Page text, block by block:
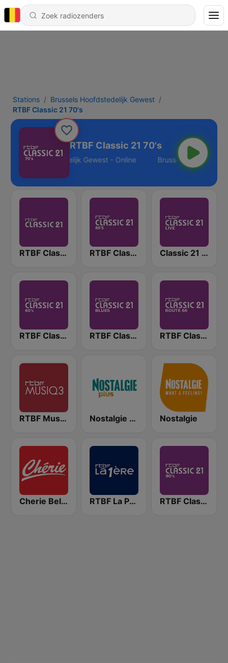
Stations
Brussels Hoofdstedelijk Gewest
RTBF Classic 21 70's
RTBF Classic 21 70's
Brussels Hoofdstedelijk Gewest - Online
RTBF Classic 21 RTBF Classic 21 80's Classic 21 Live (RTBF)
RTBF Classic 21 60's RTBF Classic 21 Blues RTBF Classic 21 Route 66
RTBF Musiq 3 Nostalgie Plus Nostalgie
Cherie Belgique RTBF La Première RTBF Classic 21 90's